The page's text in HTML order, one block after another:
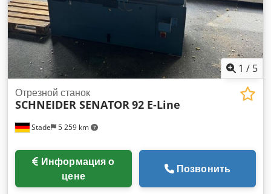
1 / 5
Stade 5 259 km
Отрезной станок
SCHNEIDER SENATOR 92 E-Line
цене
Позвонить